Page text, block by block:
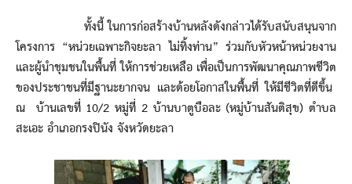
ทั้งนี้ ในการก่อสร้างบ้านหลังดังกล่าวได้รับสนับสนุนจาก
โครงการ “หน่วยเฉพาะกิจยะลา ไม่ทิ้งท่าน” ร่วมกับหัวหน้าหน่วยงาน
และผู้นำชุมชนในพื้นที่ ให้การช่วยเหลือ เพื่อเป็นการพัฒนาคุณภาพชีวิต
ของประชาชนที่มีฐานะยากจน และด้อยโอกาสในพื้นที่ ให้มีชีวิตที่ดีขึ้น
ณ บ้านเลขที่ 10/2 หมู่ที่ 2 บ้านบาตูบือละ (หมู่บ้านสันติสุข) ตำบล
สะเอะ อำเภอกรงปินัง จังหวัดยะลา